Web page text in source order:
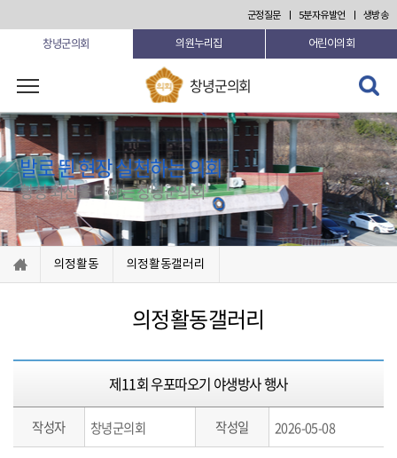
창녕군의회 의원누리집 어린이의회
군정질문 5분자유발언 생방송
창녕군의회
검색 열
기
발로 뛴 현장 실천하는 의회
항상 최선을 다하는 창녕군의회
의정활동 의정활동갤러리
의정활동갤러리
제11회 우포따오기 야생방사 행사
작성자 창녕군의회 작성일 2026-05-08